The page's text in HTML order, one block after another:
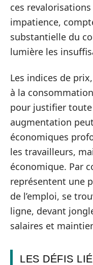
ces
impatience,
substantielle du
lumière les
Les indices de
à la
pour justifier toute
augmentation
économiques
les travailleurs,
économique. Par
représentent une
de l’emploi, se
ligne, devant
salaires et
LES DÉFIS